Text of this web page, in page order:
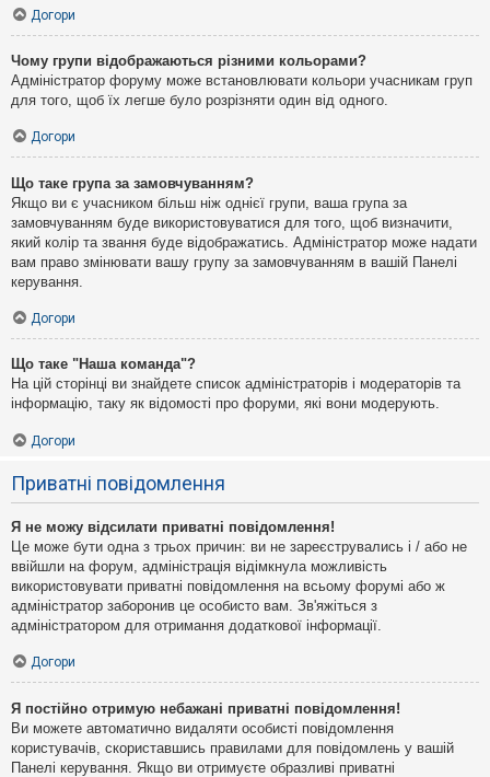
Догори
Чому групи відображаються різними кольорами?
Адміністратор форуму може встановлювати кольори учасникам груп
для того, щоб їх легше було розрізняти один від одного.
Догори
Що таке група за замовчуванням?
Якщо ви є учасником більш ніж однієї групи, ваша група за
замовчуванням буде використовуватися для того, щоб визначити,
який колір та звання буде відображатись. Адміністратор може надати
вам право змінювати вашу групу за замовчуванням в вашій Панелі
керування.
Догори
Що таке "Наша команда"?
На цій сторінці ви знайдете список адміністраторів і модераторів та
інформацію, таку як відомості про форуми, які вони модерують.
Догори
Приватні повідомлення
Я не можу відсилати приватні повідомлення!
Це може бути одна з трьох причин: ви не зареєструвались і / або не
ввійшли на форум, адміністрація відімкнула можливість
використовувати приватні повідомлення на всьому форумі або ж
адміністратор заборонив це особисто вам. Зв'яжіться з
адміністратором для отримання додаткової інформації.
Догори
Я постійно отримую небажані приватні повідомлення!
Ви можете автоматично видаляти особисті повідомлення
користувачів, скориставшись правилами для повідомлень у вашій
Панелі керування. Якщо ви отримуєте образливі приватні